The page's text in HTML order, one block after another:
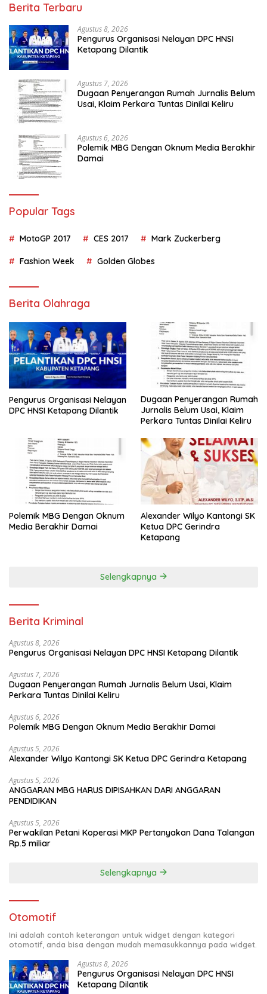
Berita Terbaru
Agustus 8, 2026
Pengurus Organisasi Nelayan DPC HNSI
Ketapang Dilantik
Agustus 7, 2026
Dugaan Penyerangan Rumah Jurnalis Belum
Usai, Klaim Perkara Tuntas Dinilai Keliru
Agustus 6, 2026
Polemik MBG Dengan Oknum Media Berakhir
Damai
Popular Tags
MotoGP 2017 CES 2017 Mark Zuckerberg
Fashion Week Golden Globes
Berita Olahraga
Pengurus Organisasi Nelayan
DPC HNSI Ketapang Dilantik
Dugaan Penyerangan Rumah
Jurnalis Belum Usai, Klaim
Perkara Tuntas Dinilai Keliru
Polemik MBG Dengan Oknum
Media Berakhir Damai
Alexander Wilyo Kantongi SK
Ketua DPC Gerindra
Ketapang
Selengkapnya
Berita Kriminal
Agustus 8, 2026
Pengurus Organisasi Nelayan DPC HNSI Ketapang Dilantik
Agustus 7, 2026
Dugaan Penyerangan Rumah Jurnalis Belum Usai, Klaim
Perkara Tuntas Dinilai Keliru
Agustus 6, 2026
Polemik MBG Dengan Oknum Media Berakhir Damai
Agustus 5, 2026
Alexander Wilyo Kantongi SK Ketua DPC Gerindra Ketapang
Agustus 5, 2026
ANGGARAN MBG HARUS DIPISAHKAN DARI ANGGARAN
PENDIDIKAN
Agustus 5, 2026
Perwakilan Petani Koperasi MKP Pertanyakan Dana Talangan
Rp.5 miliar
Selengkapnya
Otomotif
Ini adalah contoh keterangan untuk widget dengan kategori
otomotif, anda bisa dengan mudah memasukkannya pada widget.
Agustus 8, 2026
Pengurus Organisasi Nelayan DPC HNSI
Ketapang Dilantik